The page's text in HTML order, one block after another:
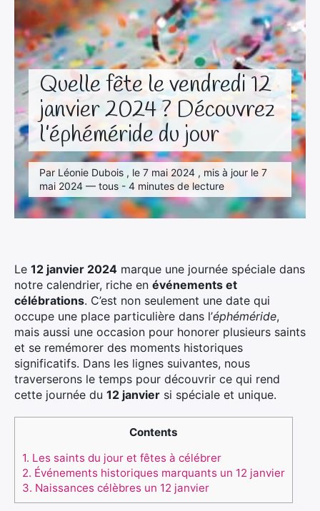
Quelle fête le vendredi 12
janvier 2024 ? Découvrez
l’éphéméride du jour
Par Léonie Dubois , le 7 mai 2024 , mis à jour le 7
mai 2024 — tous - 4 minutes de lecture
Le 12 janvier 2024 marque une journée spéciale dans
notre calendrier, riche en événements et
célébrations. C’est non seulement une date qui
occupe une place particulière dans l’éphéméride,
mais aussi une occasion pour honorer plusieurs saints
et se remémorer des moments historiques
significatifs. Dans les lignes suivantes, nous
traverserons le temps pour découvrir ce qui rend
cette journée du 12 janvier si spéciale et unique.
Contents
1. Les saints du jour et fêtes à célébrer
2. Événements historiques marquants un 12 janvier
3. Naissances célèbres un 12 janvier
Amour